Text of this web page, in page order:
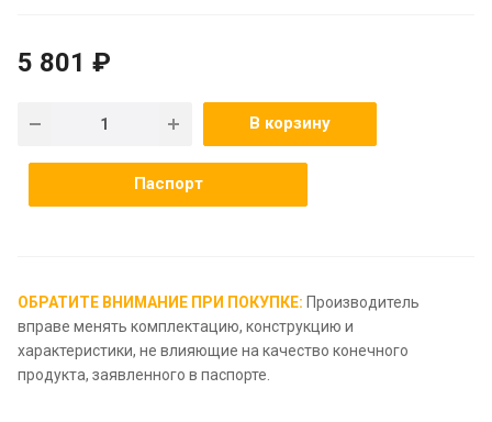
5 801 ₽
В корзину
Паспорт
ОБРАТИТЕ ВНИМАНИЕ ПРИ ПОКУПКЕ: Производитель
вправе менять комплектацию, конструкцию и
характеристики, не влияющие на качество конечного
продукта, заявленного в паспорте.